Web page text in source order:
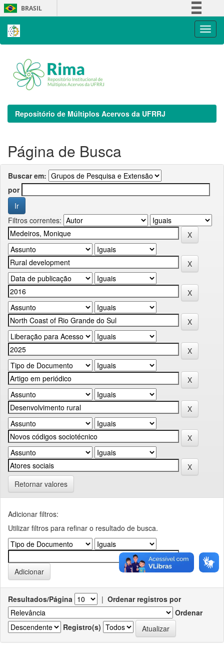
Skip
navigation
BRASIL
Repositório de Múltiplos Acervos da UFRRJ
Página de Busca
Buscar em:
por
Filtros correntes:
Retornar valores
Adicionar filtros:
Utilizar filtros para refinar o resultado de busca.
Resultados/Página | Ordenar registros por
Ordenar
Registro(s)